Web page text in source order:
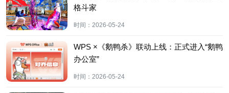
格斗家
时间： 2026-05-24
WPS ×《鹅鸭杀》联动上线：正式进入“鹅鸭
办公室”
时间： 2026-05-24